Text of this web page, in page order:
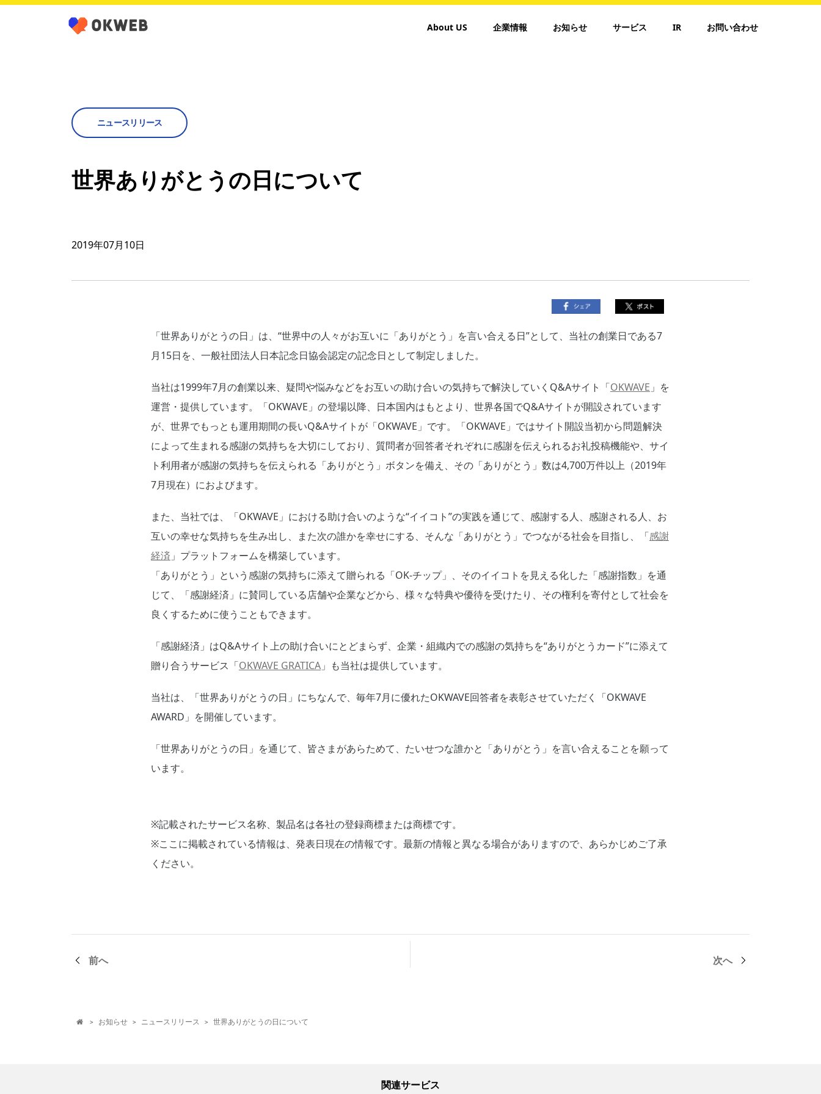
About US 企業情報 お知らせ サービス IR お問い合わせ
ニュースリリース
世界ありがとうの日について
2019年07月10日
「世界ありがとうの日」は、“世界中の人々がお互いに「ありがとう」を言い合える日”として、当社の創業日である7
月15日を、一般社団法人日本記念日協会認定の記念日として制定しました。
当社は1999年7月の創業以来、疑問や悩みなどをお互いの助け合いの気持ちで解決していくQ&Aサイト「OKWAVE 」を
運営・提供しています。「OKWAVE」の登場以降、日本国内はもとより、世界各国でQ&Aサイトが開設されています
が、世界でもっとも運用期間の長いQ&Aサイトが「OKWAVE」です。「OKWAVE」ではサイト開設当初から問題解決
によって生まれる感謝の気持ちを大切にしており、質問者が回答者それぞれに感謝を伝えられるお礼投稿機能や、サイ
ト利用者が感謝の気持ちを伝えられる「ありがとう」ボタンを備え、その「ありがとう」数は4,700万件以上（2019年
7月現在）におよびます。
また、当社では、「OKWAVE」における助け合いのような“イイコト”の実践を通じて、感謝する人、感謝される人、お
互いの幸せな気持ちを生み出し、また次の誰かを幸せにする、そんな「ありがとう」でつながる社会を目指し、「感謝
経済 」プラットフォームを構築しています。
「ありがとう」という感謝の気持ちに添えて贈られる「OK-チップ」、そのイイコトを見える化した「感謝指数」を通
じて、「感謝経済」に賛同している店舗や企業などから、様々な特典や優待を受けたり、その権利を寄付として社会を
良くするために使うこともできます。
「感謝経済」はQ&Aサイト上の助け合いにとどまらず、企業・組織内での感謝の気持ちを“ありがとうカード”に添えて
贈り合うサービス「OKWAVE GRATICA 」も当社は提供しています。
当社は、「世界ありがとうの日」にちなんで、毎年7月に優れたOKWAVE回答者を表彰させていただく「OKWAVE
AWARD」を開催しています。
「世界ありがとうの日」を通じて、皆さまがあらためて、たいせつな誰かと「ありがとう」を言い合えることを願って
います。
※記載されたサービス名称、製品名は各社の登録商標または商標です。
※ここに掲載されている情報は、発表日現在の情報です。最新の情報と異なる場合がありますので、あらかじめご了承
ください。
前へ 次へ
 > お知らせ > ニュースリリース > 世界ありがとうの日について
関連サービス